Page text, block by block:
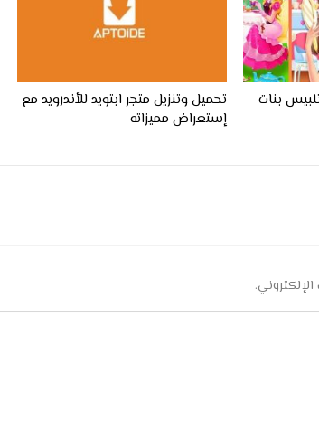
بنات
تحميل وتنزيل متجر ابتويد للأندرويد مع
إستعراض مميزاته